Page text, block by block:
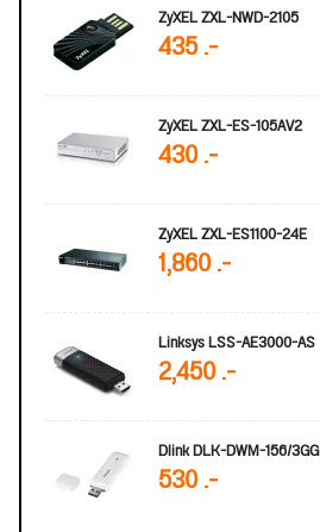
ZyXEL ZXL-NWD-2105
435 .-
ZyXEL ZXL-ES-105AV2
430 .-
ZyXEL ZXL-ES1100-24E
1,860 .-
Linksys LSS-AE3000-AS
2,450 .-
Dlink DLK-DWM-156/3GG
530 .-